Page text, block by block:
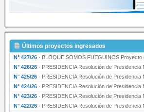
Últimos proyectos ingresados
N° 427/26 · BLOQUE SOMOS FUEGUINOS Proyecto de Declaración
N° 426/26 · PRESIDENCIA Resolución de Presidencia N° 216/26
N° 425/26 · PRESIDENCIA Resolución de Presidencia N° 212/26
N° 424/26 · PRESIDENCIA Resolución de Presidencia Nº 210/26
N° 423/26 · PRESIDENCIA Resolución de Presidencia Nº 209/26
N° 422/26 · PRESIDENCIA Resolución de Presidencia N°